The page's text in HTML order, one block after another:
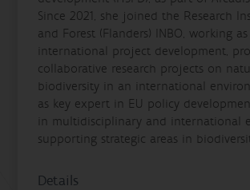
Since 2021, she joined the Research
and Forest (Flanders) INBO, working
international project development,
collaborative research projects on
biodiversity in an international
as key expert in EU policy
in multidisciplinary and international
supporting strategic areas in
Details